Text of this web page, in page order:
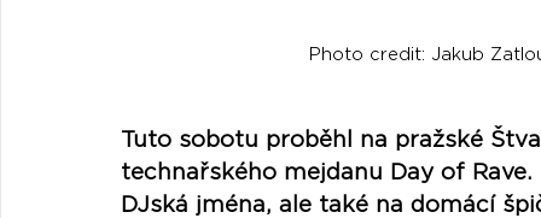
Photo credit: Jakub
Tuto sobotu proběhl na pražské
technařského mejdanu Day of
DJská jména, ale také na domácí